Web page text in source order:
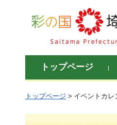
彩の国 埼玉県
トップページ
トップページ > イベントカレ